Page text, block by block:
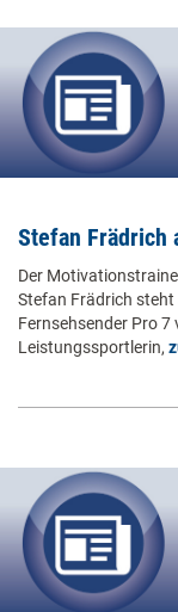
Stefan Frädrich
Der
Stefan Frädrich
Fernsehsender Pro 7
Leistungssportlerin,